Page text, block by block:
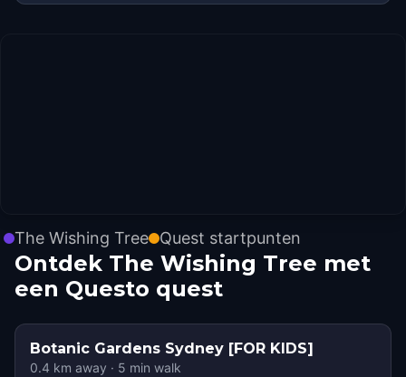
The Wishing Tree Quest startpunten
Ontdek The Wishing Tree met
een Questo quest
Botanic Gardens Sydney [FOR KIDS]
0.4 km away · 5 min walk